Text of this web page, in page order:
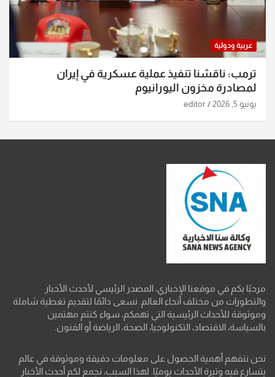
عربية ودولية
ترمب: ناقشنا تنفيذ عملية عسكرية في إيران
لمصادرة مخزون اليورانيوم
يونيو 5, 2026 editor
مرحبًا بكم في موقعنا الإخباري، المصدر الرئيسي لأحدث الأخبار
والتطورات من مختلف أنحاء العالم. نسعى دائمًا لتقديم تغطية شاملة
وموثوقة للأحداث الرئيسية التي تهمكم، سواء كنتم مهتمين
بالسياسة، الاقتصاد، التكنولوجيا، الصحة، الرياضة أو الفنون.
نحن نتفهم أهمية الحصول على معلومات دقيقة وموثوقة في عالم
يتسارع فيه وتيرة الأحداث يوميًا. لهذا السبب، نجمع لكم أحدث الأخبار